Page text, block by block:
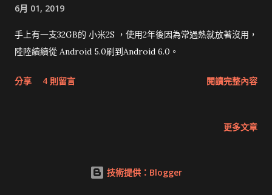
6月 01, 2019
手上有一支32GB的 小米2S ，使用2年後因為常過熱就放著沒用，
陸陸續續從 Android 5.0刷到Android 6.0。
分享 4 則留言 閱讀完整內容
更多文章
技術提供：Blogger